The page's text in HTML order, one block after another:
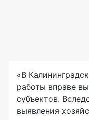
«В
работы вправе
субъектов.
выявления